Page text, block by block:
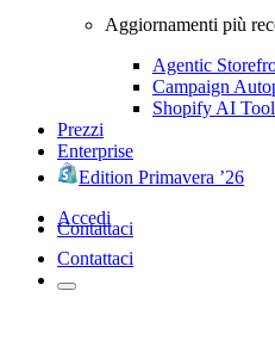
Aggiornamenti più
Agentic
Campaign
Shopify AI
Prezzi
Enterprise
Edition Primavera ’26
Accedi
Contattaci
Contattaci